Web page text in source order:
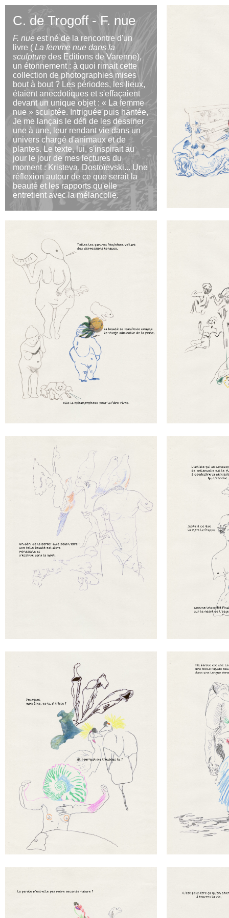
C. de Trogoff - F. nue
F. nueest né de la rencontre d'un
livre ( La femme nue dans la
sculpturedes Editions de Varenne),
un étonnement : à quoi rimait cette
collection de photographies mises
bout à bout ? Les périodes, les lieux,
étaient anecdotiques et s'effaçaient
devant un unique objet : « La femme
nue » sculptée. Intriguée puis hantée,
Je me lançais le défi de les dessiner
une à une, leur rendant vie dans un
univers chargé d'animaux et de
plantes. Le texte, lui, s'inspirait au
jour le jour de mes lectures du
moment : Kristeva, Dostoïevski... Une
réflexion autour de ce que serait la
beauté et les rapports qu'elle
entretient avec la mélancolie.
PDF DISPONIBLE